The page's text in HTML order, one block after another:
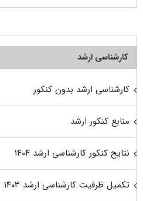
کارشناسی ارشد
کارشناسی ارشد بدون کنکور
منابع کنکور ارشد
نتایج کنکور کارشناسی ارشد ۱۴۰۴
تکمیل ظرفیت کارشناسی ارشد ۱۴۰۳